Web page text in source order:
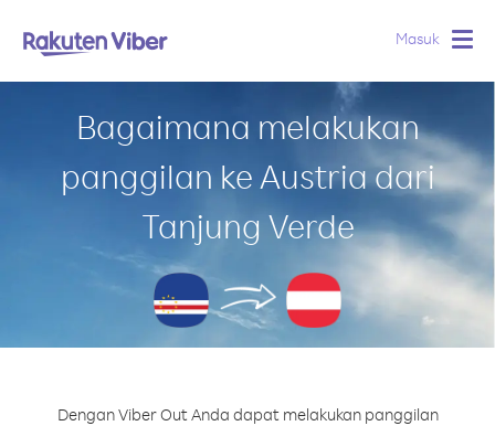
Masuk
Bagaimana melakukan
panggilan ke Austria dari
Tanjung Verde
Dengan Viber Out Anda dapat melakukan panggilan